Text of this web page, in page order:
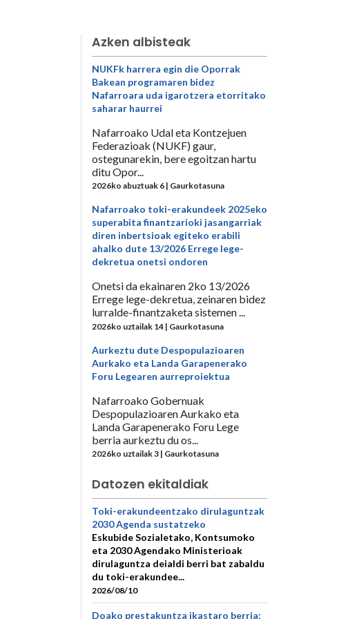
Azken albisteak
NUKFk harrera egin die Oporrak
Bakean programaren bidez
Nafarroara uda igarotzera etorritako
saharar haurrei
Nafarroako Udal eta Kontzejuen
Federazioak (NUKF) gaur,
ostegunarekin, bere egoitzan hartu
ditu Opor...
2026ko abuztuak 6 | Gaurkotasuna
Nafarroako toki-erakundeek 2025eko
superabita finantzarioki jasangarriak
diren inbertsioak egiteko erabili
ahalko dute 13/2026 Errege lege-
dekretua onetsi ondoren
Onetsi da ekainaren 2ko 13/2026
Errege lege-dekretua, zeinaren bidez
lurralde-finantzaketa sistemen ...
2026ko uztailak 14 | Gaurkotasuna
Aurkeztu dute Despopulazioaren
Aurkako eta Landa Garapenerako
Foru Legearen aurreproiektua
Nafarroako Gobernuak
Despopulazioaren Aurkako eta
Landa Garapenerako Foru Lege
berria aurkeztu du os...
2026ko uztailak 3 | Gaurkotasuna
Datozen ekitaldiak
Toki-erakundeentzako dirulaguntzak
2030 Agenda sustatzeko
Eskubide Sozialetako, Kontsumoko
eta 2030 Agendako Ministerioak
dirulaguntza deialdi berri bat zabaldu
du toki-erakundee...
2026/08/10
Doako prestakuntza ikastaro berria: